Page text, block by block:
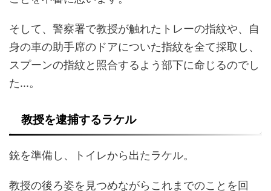
そして、警察署で教授が触れたトレーの指紋や、自
身の車の助手席のドアについた指紋を全て採取し、
スプーンの指紋と照合するよう部下に命じるのでし
た...。
教授を逮捕するラケル
銃を準備し、トイレから出たラケル。
教授の後ろ姿を見つめながらこれまでのことを回